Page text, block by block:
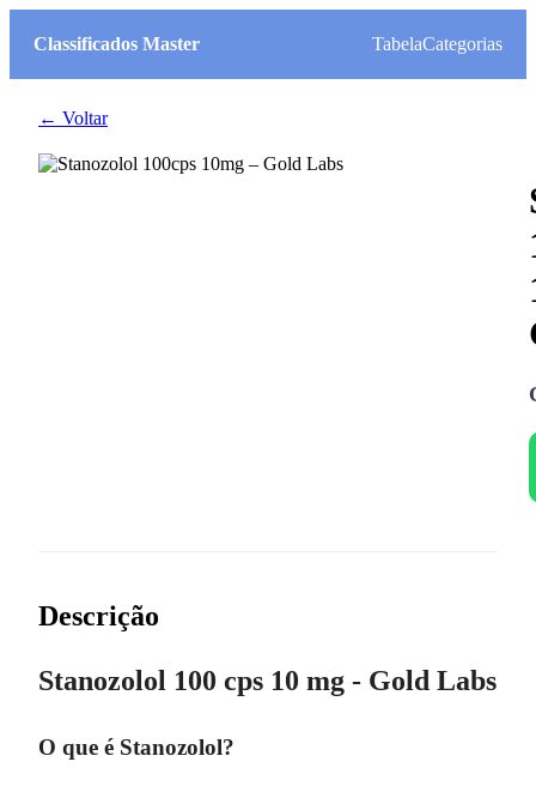
Classificados Master TabelaCategorias
← Voltar
Descrição
Stanozolol 100 cps 10 mg - Gold Labs
O que é Stanozolol?